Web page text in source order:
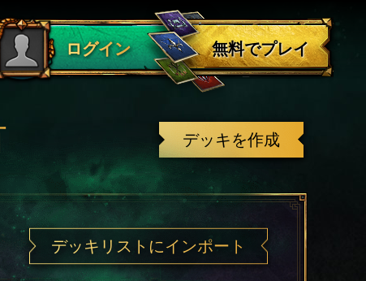
ログイン
ログアウト
無料でプレイ
デッキを作成
デッキリストにインポート